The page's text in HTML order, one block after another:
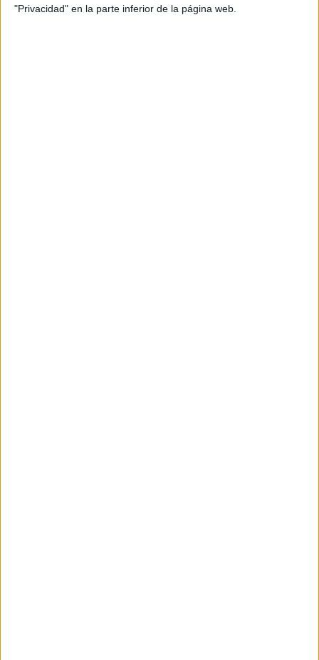
"Privacidad" en la parte inferior de la página web.
más difícil de detectar”.